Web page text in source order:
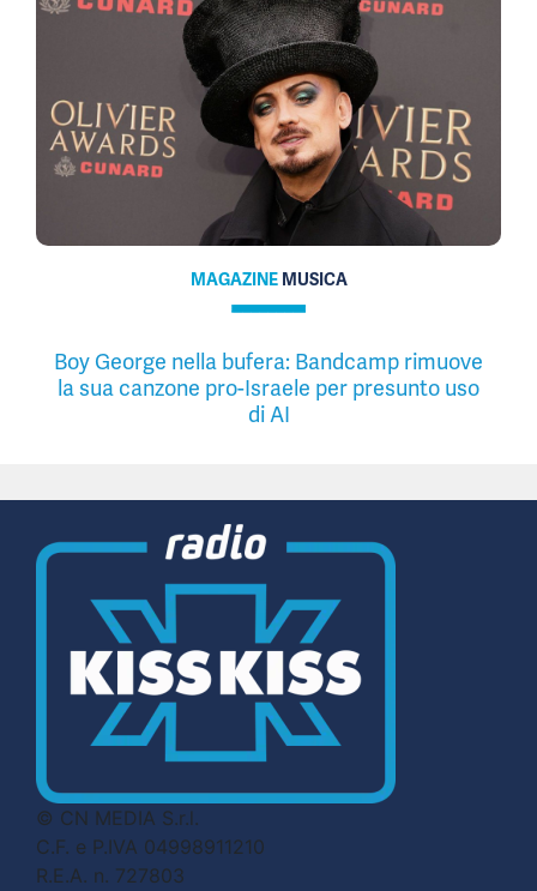
MAGAZINE MUSICA
Boy George nella bufera: Bandcamp rimuove
la sua canzone pro-Israele per presunto uso
di AI
© CN MEDIA S.r.l.
C.F. e P.IVA 04998911210
R.E.A. n. 727803